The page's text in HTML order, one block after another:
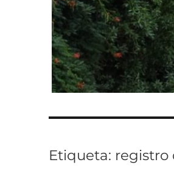
Etiqueta: registro